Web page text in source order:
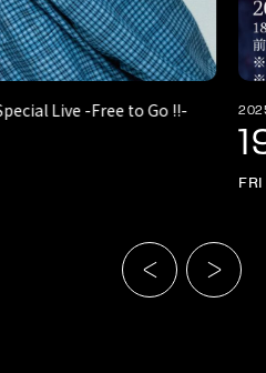
Live -Free to Go !!-
FRI